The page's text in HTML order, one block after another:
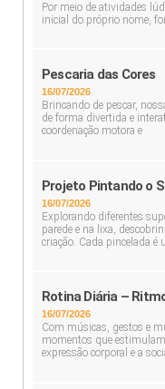
Por meio de atividades
inicial do próprio nome,
Pescaria das Cores
16/07/2026
Brincando de pescar,
de forma divertida e
coordenação motora e
Projeto Pintando o
16/07/2026
Explorando diferentes
parede e na lixa,
criação. Cada pincelada é
Rotina Diária –
16/07/2026
Com músicas, gestos e
momentos que
expressão corporal e a